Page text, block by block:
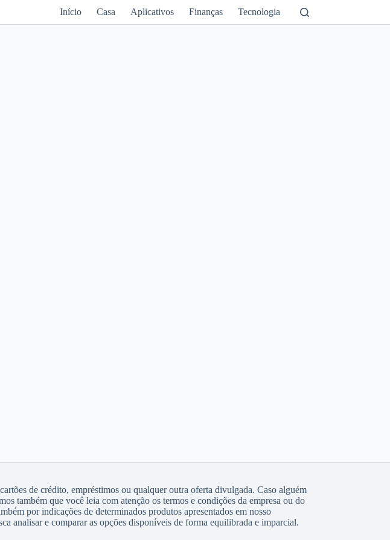
Início Casa Aplicativos Finanças Tecnologia
de crédito, empréstimos ou qualquer outra oferta divulgada. Caso alguém
também que você leia com atenção os termos e condições da empresa ou do
por indicações de determinados produtos apresentados em nosso
analisar e comparar as opções disponíveis de forma equilibrada e imparcial.